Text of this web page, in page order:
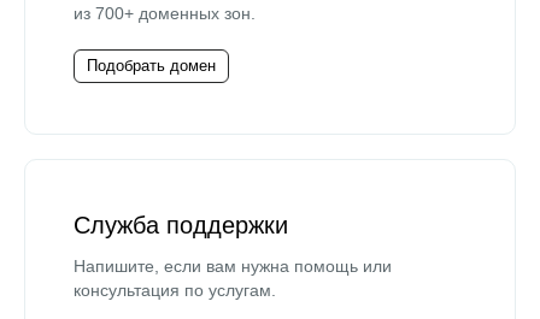
из 700+ доменных зон.
Подобрать домен
Служба поддержки
Напишите, если вам нужна помощь или
консультация по услугам.